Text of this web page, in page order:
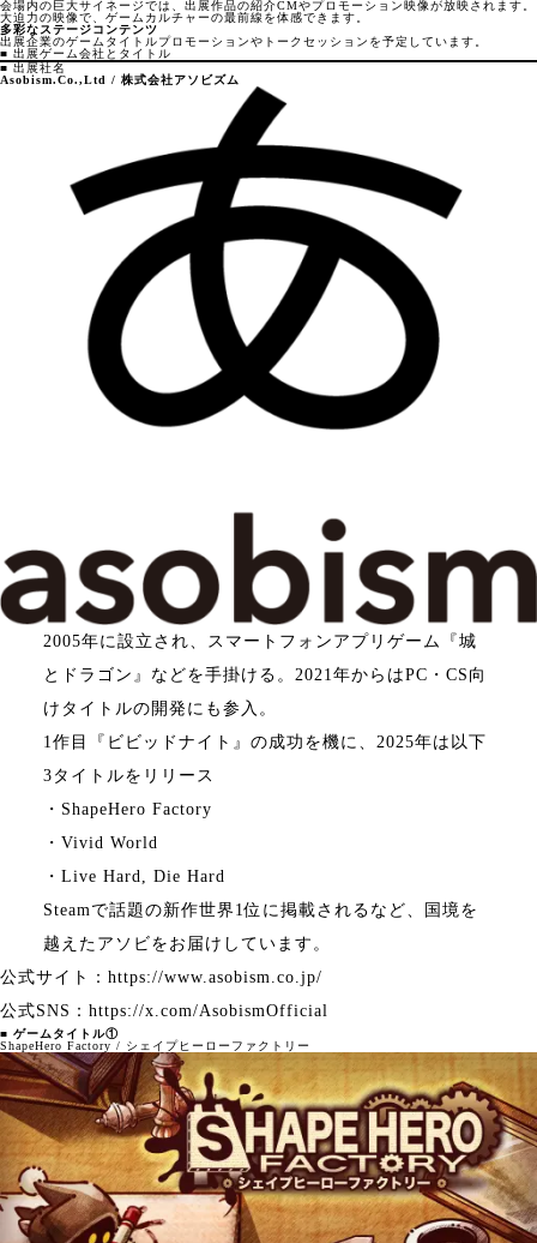
会場内の巨大サイネージでは、出展作品の紹介CMやプロモーション映像が放映されます。
大迫力の映像で、ゲームカルチャーの最前線を体感できます。
多彩なステージコンテンツ
出展企業のゲームタイトルプロモーションやトークセッションを予定しています。
■ 出展ゲーム会社とタイトル
■ 出展社名
Asobism.Co.,Ltd / 株式会社アソビズム
2005年に設立され、スマートフォンアプリゲーム『城
とドラゴン』などを手掛ける。2021年からはPC・CS向
けタイトルの開発にも参入。
1作目『ビビッドナイト』の成功を機に、2025年は以下
3タイトルをリリース
・ShapeHero Factory
・Vivid World
・Live Hard, Die Hard
Steamで話題の新作世界1位に掲載されるなど、国境を
越えたアソビをお届けしています。
公式サイト： https://www.asobism.co.jp/
公式SNS： https://x.com/AsobismOfficial
■ ゲームタイトル①
ShapeHero Factory / シェイプヒーローファクトリー